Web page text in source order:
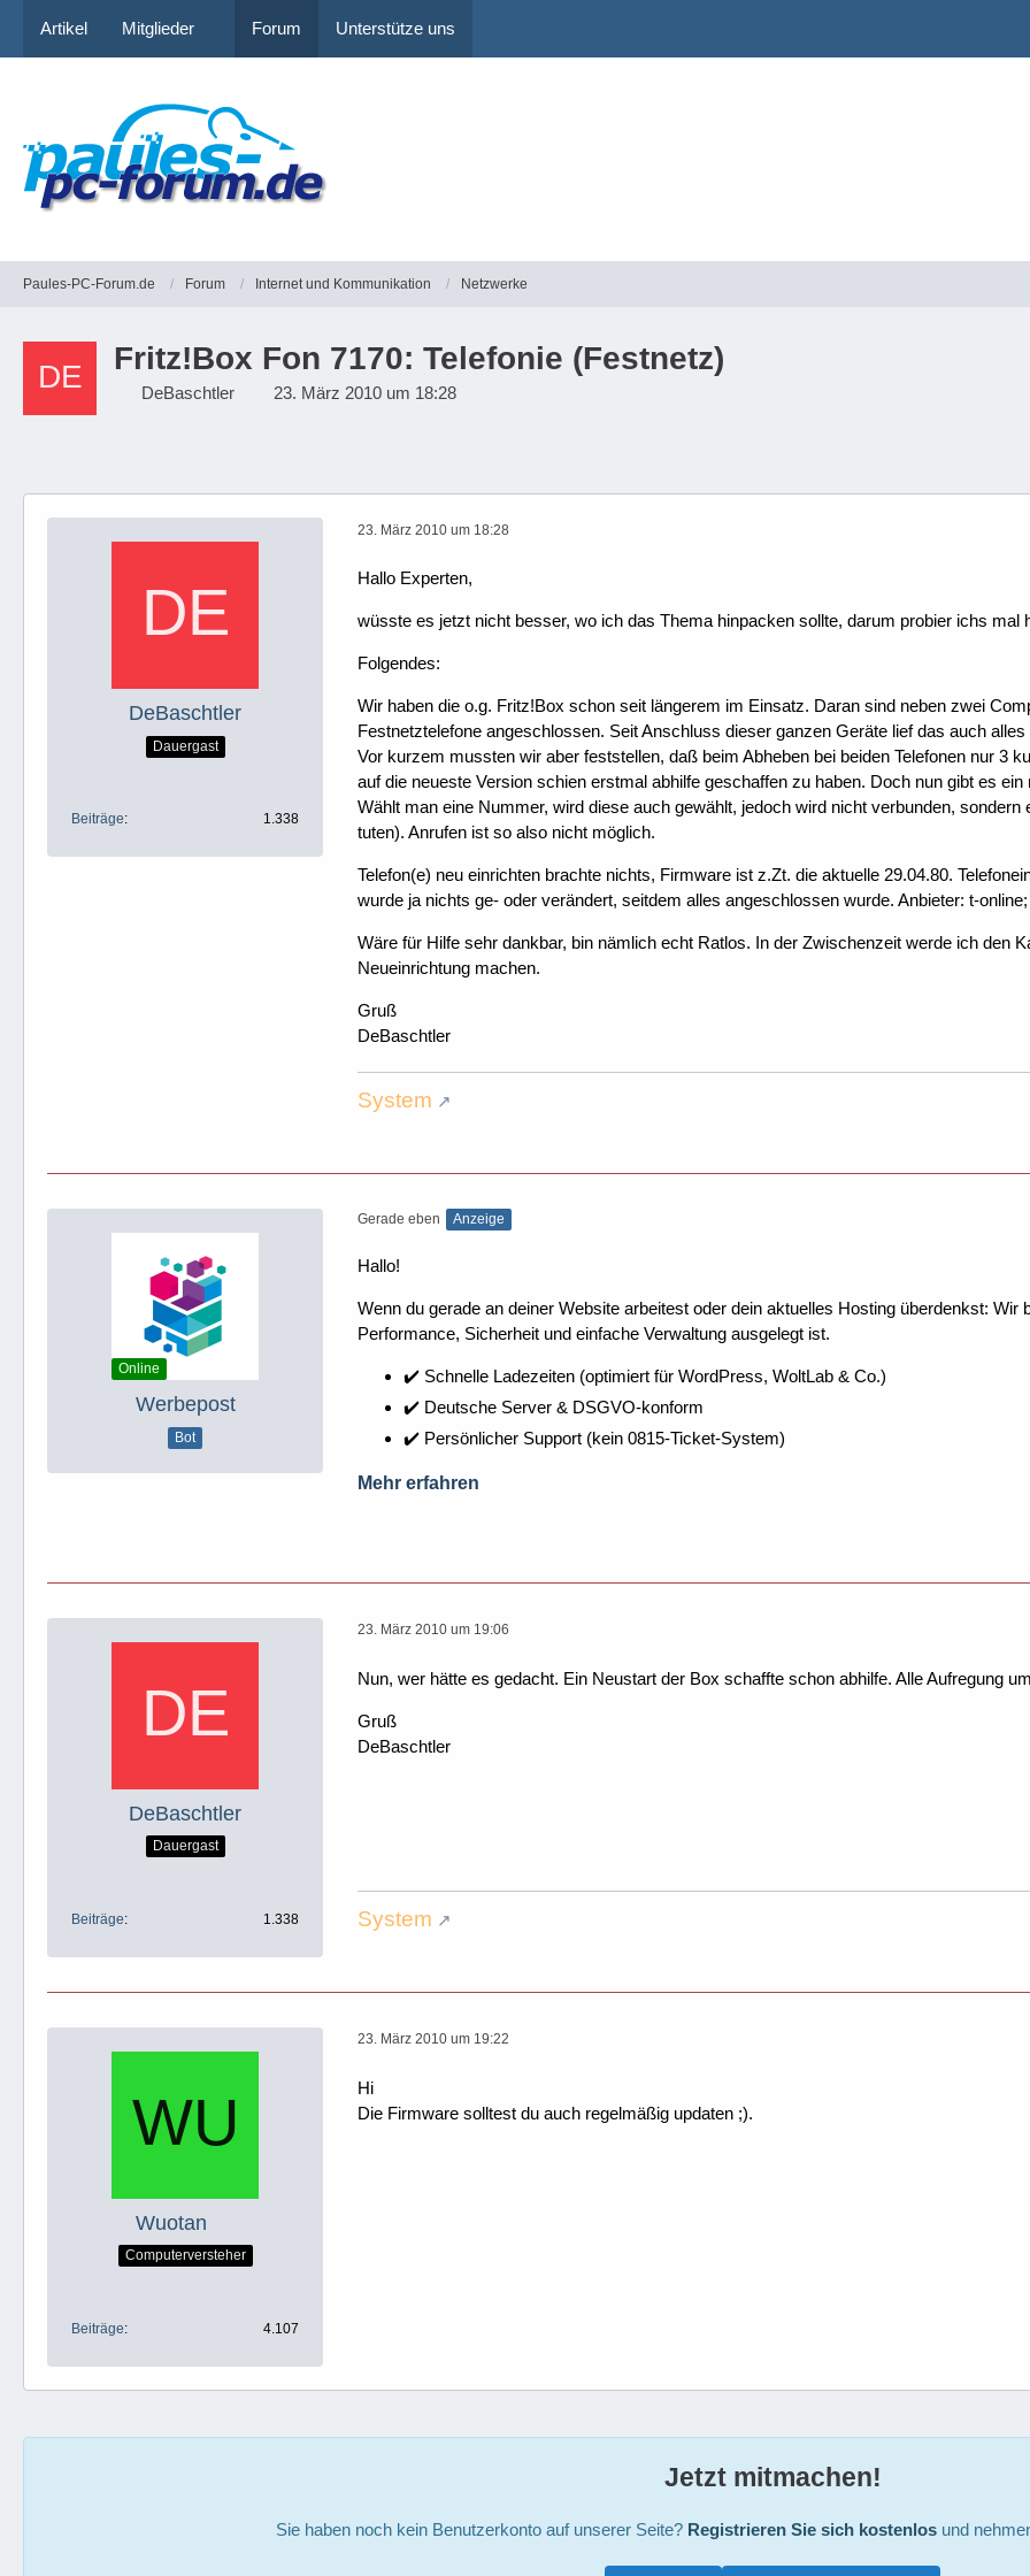
Artikel Mitglieder Forum Unterstütze uns
Paules-PC-Forum.de Forum Internet und Kommunikation Netzwerke
Fritz!Box Fon 7170: Telefonie (Festnetz)
DeBaschtler 23. März 2010 um 18:28
DeBaschtler
Dauergast
Beiträge 1.338
23. März 2010 um 18:28
Hallo Experten,
wüsste es jetzt nicht besser, wo ich das Thema hinpacken sollte, darum probier ichs mal
Folgendes:
Wir haben die o.g. Fritz!Box schon seit längerem im Einsatz. Daran sind neben zwei
Festnetztelefone angeschlossen. Seit Anschluss dieser ganzen Geräte lief das auch alles
Vor kurzem mussten wir aber feststellen, daß beim Abheben bei beiden Telefonen nur 3
auf die neueste Version schien erstmal abhilfe geschaffen zu haben. Doch nun gibt es
Wählt man eine Nummer, wird diese auch gewählt, jedoch wird nicht verbunden,
tuten). Anrufen ist so also nicht möglich.
Telefon(e) neu einrichten brachte nichts, Firmware ist z.Zt. die aktuelle 29.04.80.
wurde ja nichts ge- oder verändert, seitdem alles angeschlossen wurde. Anbieter: t-
Wäre für Hilfe sehr dankbar, bin nämlich echt Ratlos. In der Zwischenzeit werde ich den
Neueinrichtung machen.
Gruß
DeBaschtler
System
Online
Werbepost
Bot
Gerade eben Anzeige
Hallo!
Wenn du gerade an deiner Website arbeitest oder dein aktuelles Hosting überdenkst:
Performance, Sicherheit und einfache Verwaltung ausgelegt ist.
✔️ Schnelle Ladezeiten (optimiert für WordPress, WoltLab & Co.)
✔️ Deutsche Server & DSGVO-konform
✔️ Persönlicher Support (kein 0815-Ticket-System)
Mehr erfahren
DeBaschtler
Dauergast
Beiträge 1.338
23. März 2010 um 19:06
Nun, wer hätte es gedacht. Ein Neustart der Box schaffte schon abhilfe. Alle Aufregung
Gruß
DeBaschtler
System
Wuotan
Computerversteher
Beiträge 4.107
23. März 2010 um 19:22
Hi
Die Firmware solltest du auch regelmäßig updaten ;).
Jetzt mitmachen!
Sie haben noch kein Benutzerkonto auf unserer Seite? Registrieren Sie sich kostenlosund